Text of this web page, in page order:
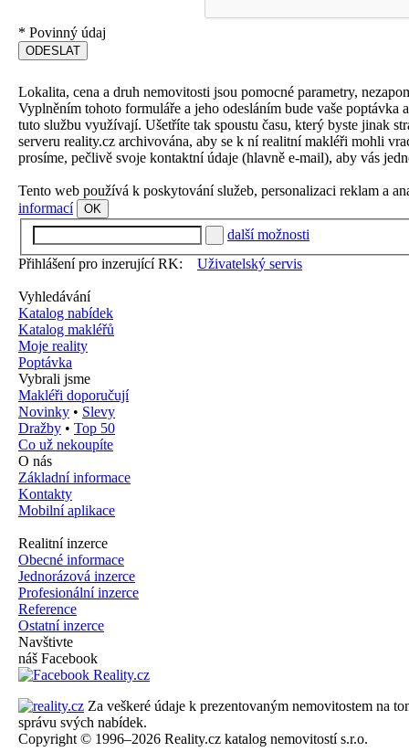
* Povinný údaj
Lokalita, cena a druh nemovitosti jsou pomocné parametry,
Vyplněním tohoto formuláře a jeho odesláním bude vaše
tuto službu využívají. Ušetříte tak spoustu času, který byste jinak
serveru reality.cz archivována, aby se k ní realitní makléři mohli
prosíme, pečlivě svoje kontaktní údaje (hlavně e-mail), aby vás
Tento web používá k poskytování služeb, personalizaci reklam a
informací
OK
další možnosti
Přihlášení pro inzerující RK:
Uživatelský servis
Vyhledávání
Katalog nabídek
Katalog makléřů
Moje reality
Poptávka
Vybrali jsme
Makléři doporučují
Novinky • Slevy
Dražby • Top 50
Co už nekoupíte
O nás
Základní informace
Kontakty
Mobilní aplikace
Realitní inzerce
Obecné informace
Jednorázová inzerce
Profesionální inzerce
Reference
Ostatní inzerce
Navštivte
náš Facebook
Za veškeré údaje k prezentovaným nemovitostem na
správu svých nabídek.
Copyright © 1996–2026 Reality.cz katalog nemovitostí s.r.o.